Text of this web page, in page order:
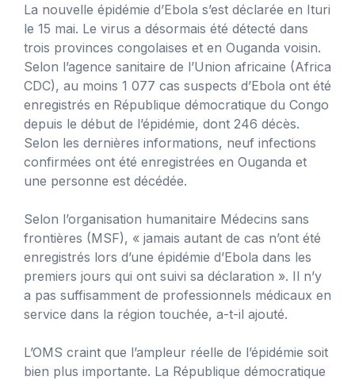
La nouvelle épidémie d’Ebola s’est déclarée en Ituri
le 15 mai. Le virus a désormais été détecté dans
trois provinces congolaises et en Ouganda voisin.
Selon l’agence sanitaire de l’Union africaine (Africa
CDC), au moins 1 077 cas suspects d’Ebola ont été
enregistrés en République démocratique du Congo
depuis le début de l’épidémie, dont 246 décès.
Selon les dernières informations, neuf infections
confirmées ont été enregistrées en Ouganda et
une personne est décédée.
Selon l’organisation humanitaire Médecins sans
frontières (MSF), « jamais autant de cas n’ont été
enregistrés lors d’une épidémie d’Ebola dans les
premiers jours qui ont suivi sa déclaration ». Il n’y
a pas suffisamment de professionnels médicaux en
service dans la région touchée, a-t-il ajouté.
L’OMS craint que l’ampleur réelle de l’épidémie soit
bien plus importante. La République démocratique